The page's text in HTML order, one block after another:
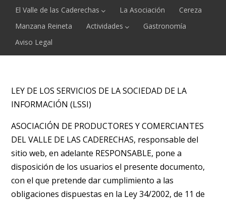
El Valle de las Caderechas La Asociación
Cereza
Manzana Reineta
Actividades
Gastronomía
Aviso Legal
LEY DE LOS SERVICIOS DE LA SOCIEDAD DE LA
INFORMACIÓN (LSSI)
ASOCIACIÓN DE PRODUCTORES Y COMERCIANTES
DEL VALLE DE LAS CADERECHAS, responsable del
sitio web, en adelante RESPONSABLE, pone a
disposición de los usuarios el presente documento,
con el que pretende dar cumplimiento a las
obligaciones dispuestas en la Ley 34/2002, de 11 de